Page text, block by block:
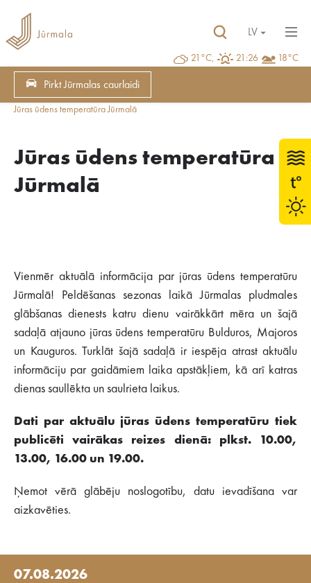
21°C, 21:26 18°C
LV
Pirkt Jūrmalas caurlaidi
Jūras ūdens temperatūra Jūrmalā
Jūras ūdens temperatūra
Jūrmalā
Vienmēr aktuālā informācija par jūras ūdens temperatūru
Jūrmalā! Peldēšanas sezonas laikā Jūrmalas pludmales
glābšanas dienests katru dienu vairākkārt mēra un šajā
sadaļā atjauno jūras ūdens temperatūru Bulduros, Majoros
un Kauguros. Turklāt šajā sadaļā ir iespēja atrast aktuālu
informāciju par gaidāmiem laika apstākļiem, kā arī katras
dienas saullēkta un saulrieta laikus.
Dati par aktuālu jūras ūdens temperatūru tiek
publicēti vairākas reizes dienā: plkst. 10.00,
13.00, 16.00 un 19.00.
Ņemot vērā glābēju noslogotību, datu ievadīšana var
aizkavēties.
07.08.2026